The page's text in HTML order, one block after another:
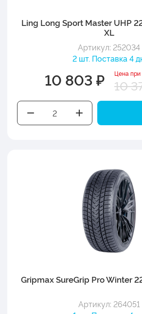
Ling Long Sport Master UHP
XL
Артикул: 252034
2 шт. Поставка 4
10 803 ₽ Цена при
10
Gripmax SureGrip Pro Winter
Артикул: 264051